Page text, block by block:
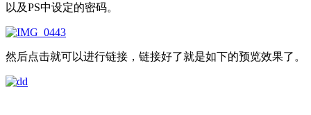
以及PS中设定的密码。
然后点击就可以进行链接，链接好了就是如下的预览效果了。